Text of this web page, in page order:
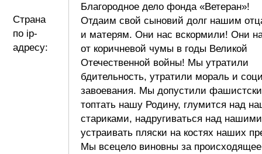
Страна
по ip-
адресу:
Благородное дело фонда «Ветеран»!
Отдаим свой сыновий долг нашим
и матерям. Они нас вскормили! Они
от коричневой чумы в годы Великой
Отечественной войны! Мы утратили
бдительность, утратили мораль и
завоевания. Мы допустили
топтать нашу Родину, глумится над
стариками, надругиваться над
устраивать пляски на костях наших
Мы всецело виновны за